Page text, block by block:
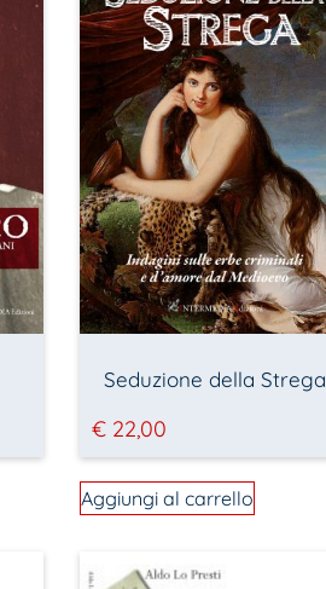
Seduzione della Strega
€ 22,00
Aggiungi al carrello